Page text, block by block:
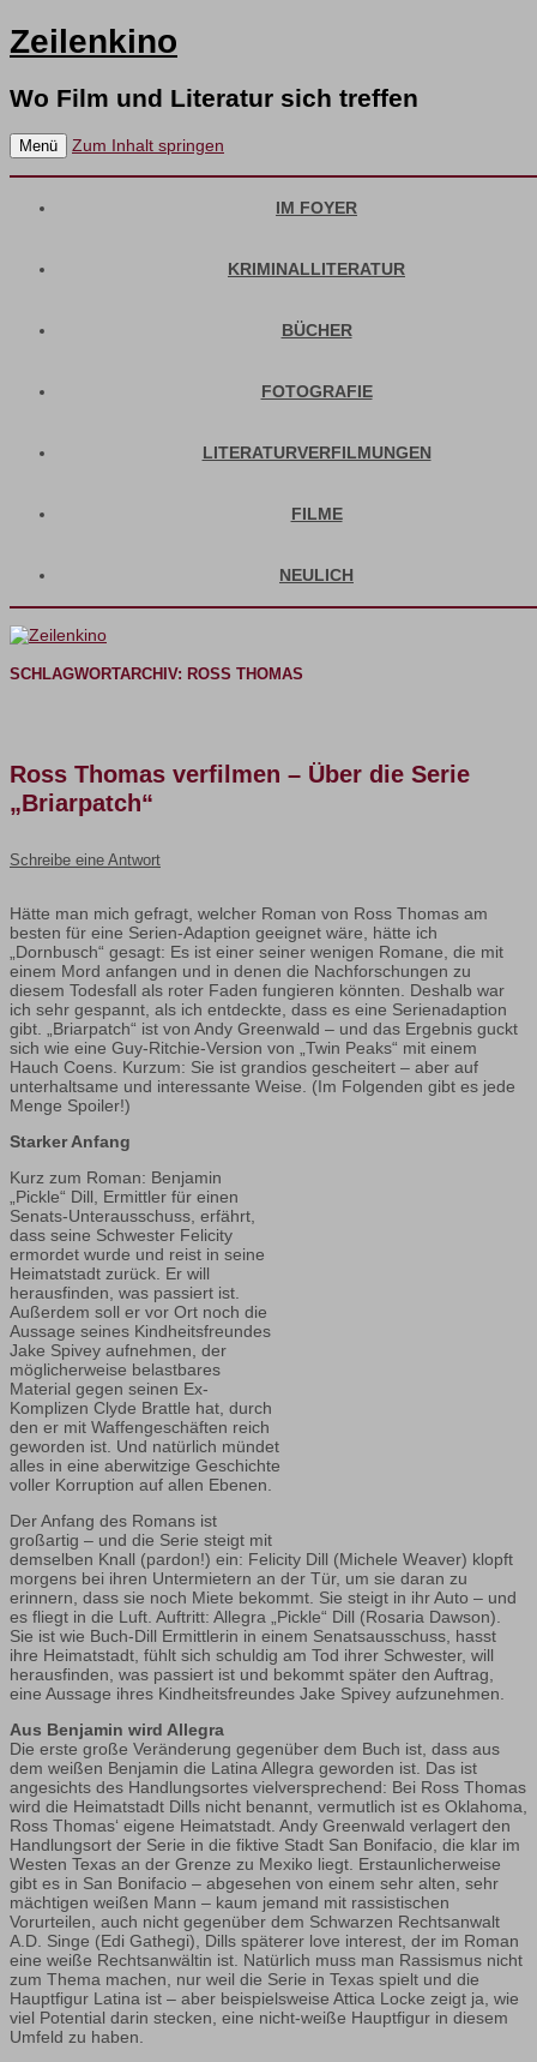
Zeilenkino
Wo Film und Literatur sich treffen
Menü Zum Inhalt springen
IM FOYER
KRIMINALLITERATUR
BÜCHER
FOTOGRAFIE
LITERATURVERFILMUNGEN
FILME
NEULICH
SCHLAGWORTARCHIV: ROSS THOMAS
Ross Thomas verfilmen – Über die Serie
„Briarpatch“
Schreibe eine Antwort
Hätte man mich gefragt, welcher Roman von Ross Thomas am
besten für eine Serien-Adaption geeignet wäre, hätte ich
„Dornbusch“ gesagt: Es ist einer seiner wenigen Romane, die mit
einem Mord anfangen und in denen die Nachforschungen zu
diesem Todesfall als roter Faden fungieren könnten. Deshalb war
ich sehr gespannt, als ich entdeckte, dass es eine Serienadaption
gibt. „Briarpatch“ ist von Andy Greenwald – und das Ergebnis guckt
sich wie eine Guy-Ritchie-Version von „Twin Peaks“ mit einem
Hauch Coens. Kurzum: Sie ist grandios gescheitert – aber auf
unterhaltsame und interessante Weise. (Im Folgenden gibt es jede
Menge Spoiler!)
Starker Anfang
Kurz zum Roman: Benjamin
„Pickle“ Dill, Ermittler für einen
Senats-Unterausschuss, erfährt,
dass seine Schwester Felicity
ermordet wurde und reist in seine
Heimatstadt zurück. Er will
herausfinden, was passiert ist.
Außerdem soll er vor Ort noch die
Aussage seines Kindheitsfreundes
Jake Spivey aufnehmen, der
möglicherweise belastbares
Material gegen seinen Ex-
Komplizen Clyde Brattle hat, durch
den er mit Waffengeschäften reich
geworden ist. Und natürlich mündet
alles in eine aberwitzige Geschichte
voller Korruption auf allen Ebenen.
Der Anfang des Romans ist
großartig – und die Serie steigt mit
demselben Knall (pardon!) ein: Felicity Dill (Michele Weaver) klopft
morgens bei ihren Untermietern an der Tür, um sie daran zu
erinnern, dass sie noch Miete bekommt. Sie steigt in ihr Auto – und
es fliegt in die Luft. Auftritt: Allegra „Pickle“ Dill (Rosaria Dawson).
Sie ist wie Buch-Dill Ermittlerin in einem Senatsausschuss, hasst
ihre Heimatstadt, fühlt sich schuldig am Tod ihrer Schwester, will
herausfinden, was passiert ist und bekommt später den Auftrag,
eine Aussage ihres Kindheitsfreundes Jake Spivey aufzunehmen.
Aus Benjamin wird Allegra
Die erste große Veränderung gegenüber dem Buch ist, dass aus
dem weißen Benjamin die Latina Allegra geworden ist. Das ist
angesichts des Handlungsortes vielversprechend: Bei Ross Thomas
wird die Heimatstadt Dills nicht benannt, vermutlich ist es Oklahoma,
Ross Thomas‘ eigene Heimatstadt. Andy Greenwald verlagert den
Handlungsort der Serie in die fiktive Stadt San Bonifacio, die klar im
Westen Texas an der Grenze zu Mexiko liegt. Erstaunlicherweise
gibt es in San Bonifacio – abgesehen von einem sehr alten, sehr
mächtigen weißen Mann – kaum jemand mit rassistischen
Vorurteilen, auch nicht gegenüber dem Schwarzen Rechtsanwalt
A.D. Singe (Edi Gathegi), Dills späterer love interest, der im Roman
eine weiße Rechtsanwältin ist. Natürlich muss man Rassismus nicht
zum Thema machen, nur weil die Serie in Texas spielt und die
Hauptfigur Latina ist – aber beispielsweise Attica Locke zeigt ja, wie
viel Potential darin stecken, eine nicht-weiße Hauptfigur in diesem
Umfeld zu haben.